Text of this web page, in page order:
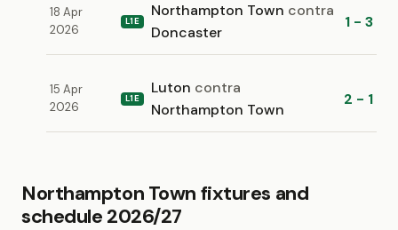
18 Apr
2026
L1E
Northampton Town contra
Doncaster
1 - 3
15 Apr
2026
L1E
Luton contra
Northampton Town
2 - 1
Northampton Town fixtures and
schedule 2026/27